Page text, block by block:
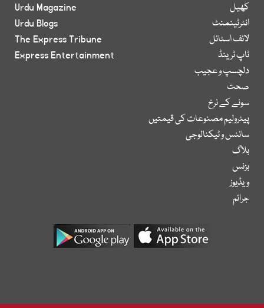
کھیل
انٹرٹینمنٹ
لائف اسٹائل
ٹاپ ٹرینڈ
دلچسپ و عجیب
صحت
سونے کے نرخ
پیٹرولیم مصنوعات کی قیمتیں
سائنس و ٹیکنالوجی
بلاگ
بزنس
ویڈیوز
جرائم
Urdu Magazine
Urdu Blogs
The Express Tribune
Express Entertainment